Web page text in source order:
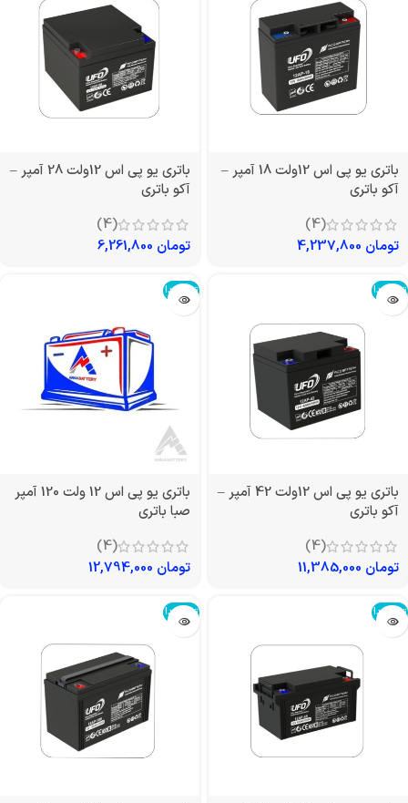
باتری یو پی اس 12ولت 18 آمپر –
آکو باتری
(4)
تومان
باتری یو پی اس 12ولت 28 آمپر –
آکو باتری
(4)
تومان
تمام شد!
باتری یو پی اس 12ولت 42 آمپر –
آکو باتری
(4)
تومان
تمام شد!
باتری یو پی اس 12 ولت 120 آمپر
صبا باتری
(4)
تومان
تمام شد! تمام شد!